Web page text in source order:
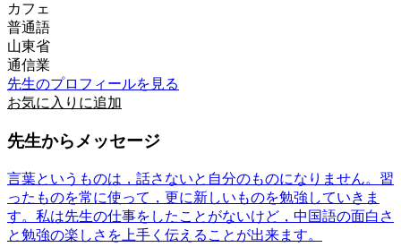
カフェ
普通語
山東省
通信業
先生のプロフィールを見る
お気に入りに追加
先生からメッセージ
言葉というものは，話さないと自分のものになりません。習
ったものを常に使って，更に新しいものを勉強していきま
す。私は先生の仕事をしたことがないけど，中国語の面白さ
と勉強の楽しさを上手く伝えることが出来ます。